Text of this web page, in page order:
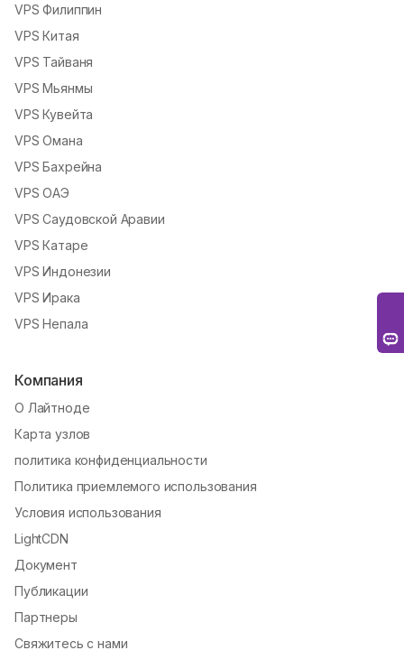
VPS Филиппин
VPS Китая
VPS Тайваня
VPS Мьянмы
VPS Кувейта
VPS Омана
VPS Бахрейна
VPS ОАЭ
VPS Саудовской Аравии
VPS Катаре
VPS Индонезии
VPS Ирака
VPS Непала
Компания
О Лайтноде
Карта узлов
политика конфиденциальности
Политика приемлемого использования
Условия использования
LightCDN
Документ
Публикации
Партнеры
Свяжитесь с нами